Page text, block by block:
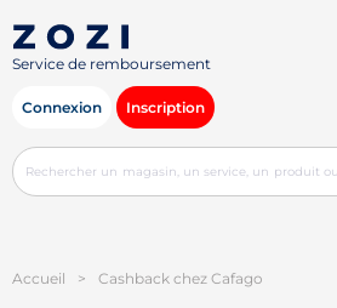
Service de remboursement
Connexion Inscription
Accueil > Cashback chez Cafago